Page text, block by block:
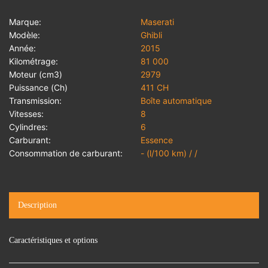
Marque:
Maserati
Modèle:
Ghibli
Année:
2015
Kilométrage:
81 000
Moteur (cm3)
2979
Puissance (Ch)
411 CH
Transmission:
Boîte automatique
Vitesses:
8
Cylindres:
6
Carburant:
Essence
Consommation de carburant:
- (l/100 km) / /
Description
Caractéristiques et options